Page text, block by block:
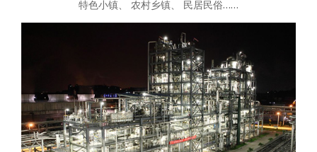
特色小镇、 农村乡镇、 民居民俗……